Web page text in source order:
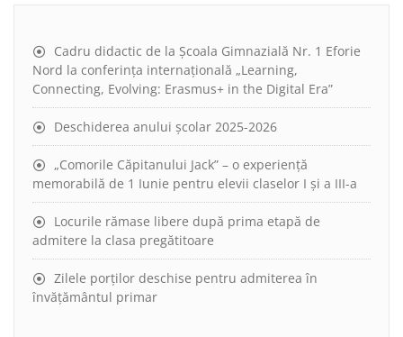
Cadru didactic de la Școala Gimnazială Nr. 1 Eforie
Nord la conferința internațională „Learning,
Connecting, Evolving: Erasmus+ in the Digital Era”
Deschiderea anului școlar 2025-2026
„Comorile Căpitanului Jack” – o experiență
memorabilă de 1 Iunie pentru elevii claselor I și a III-a
Locurile rămase libere după prima etapă de
admitere la clasa pregătitoare
Zilele porților deschise pentru admiterea în
învățământul primar